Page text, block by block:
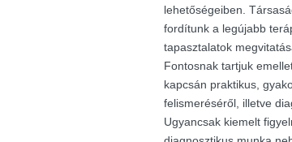
lehetőségeiben.
fordítunk a legújabb
tapasztalatok
Fontosnak tartjuk
kapcsán praktikus,
felismeréséről, illetve
Ugyancsak kiemelt